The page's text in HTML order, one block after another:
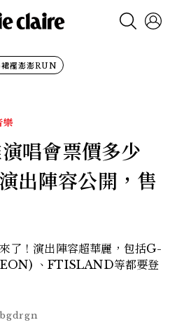
襬澎澎RUN
樂
唱會票價多少
出陣容公開，售
了！演出陣容超華麗，包括G-
、FTISLAND等都要登